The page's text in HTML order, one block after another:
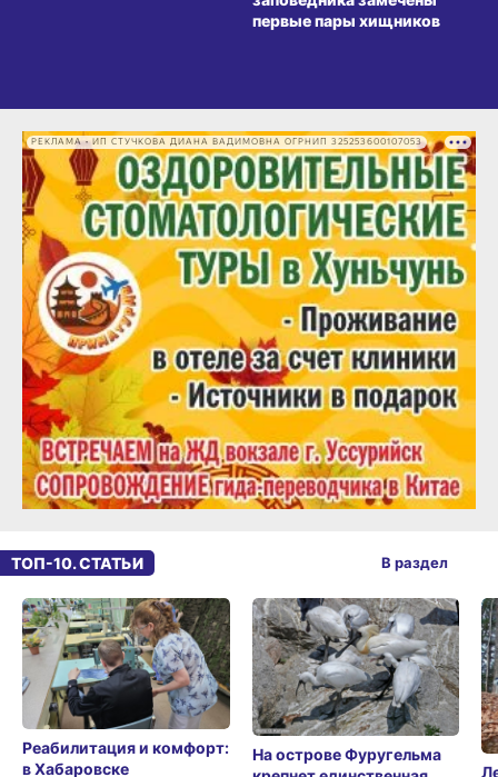
первые пары хищников
РЕКЛАМА • ИП СТУЧКОВА ДИАНА ВАДИМОВНА ОГРНИП 325253600107053
ТОП-10. СТАТЬИ
Реабилитация и комфорт:
в Хабаровске
На острове Фуругельма
В раздел